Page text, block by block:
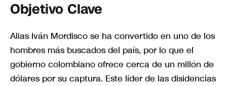
Objetivo Clave
Alias Iván Mordisco se ha convertido en uno de los
hombres más buscados del país, por lo que el
gobierno colombiano ofrece cerca de un millón de
dólares por su captura. Este líder de las disidencias